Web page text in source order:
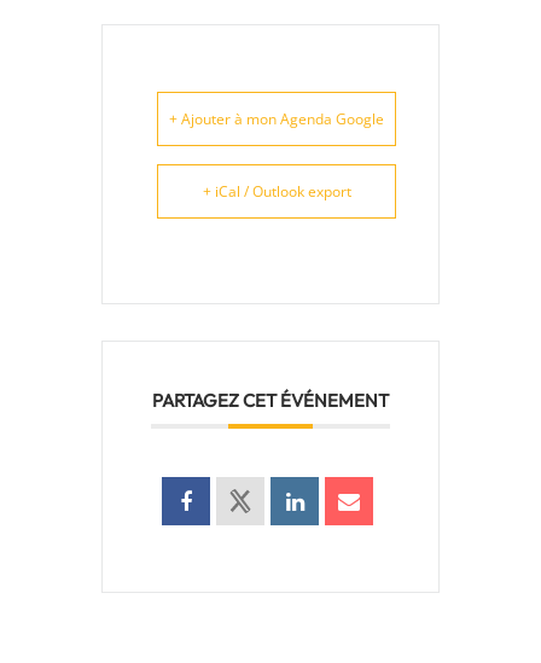
+ Ajouter à mon Agenda Google
+ iCal / Outlook export
PARTAGEZ CET ÉVÉNEMENT